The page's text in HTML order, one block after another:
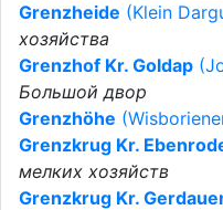
Grenzheide (Klein
хозяйства
Grenzhof Kr. Goldap
Большой двор
Grenzhöhe
Grenzkrug Kr.
мелких хозяйств
Grenzkrug Kr.